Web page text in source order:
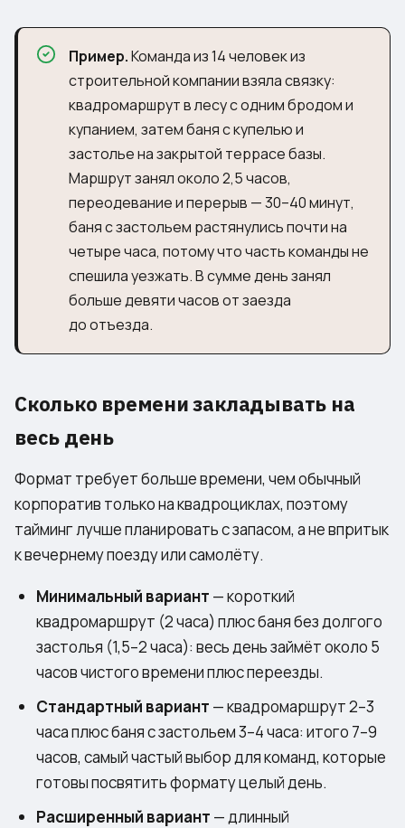
Пример.Команда из 14 человек из
строительной компании взяла связку:
квадромаршрут в лесу с одним бродом и
купанием, затем баня с купелью и
застолье на закрытой террасе базы.
Маршрут занял около 2,5 часов,
переодевание и перерыв — 30–40 минут,
баня с застольем растянулись почти на
четыре часа, потому что часть команды не
спешила уезжать. В сумме день занял
больше девяти часов от заезда
до отъезда.
Сколько времени закладывать на
весь день
Формат требует больше времени, чем обычный
корпоратив только на квадроциклах, поэтому
тайминг лучше планировать с запасом, а не впритык
к вечернему поезду или самолёту.
Минимальный вариант — короткий
квадромаршрут (2 часа) плюс баня без долгого
застолья (1,5–2 часа): весь день займёт около 5
часов чистого времени плюс переезды.
Стандартный вариант — квадромаршрут 2–3
часа плюс баня с застольем 3–4 часа: итого 7–9
часов, самый частый выбор для команд, которые
готовы посвятить формату целый день.
Расширенный вариант — длинный